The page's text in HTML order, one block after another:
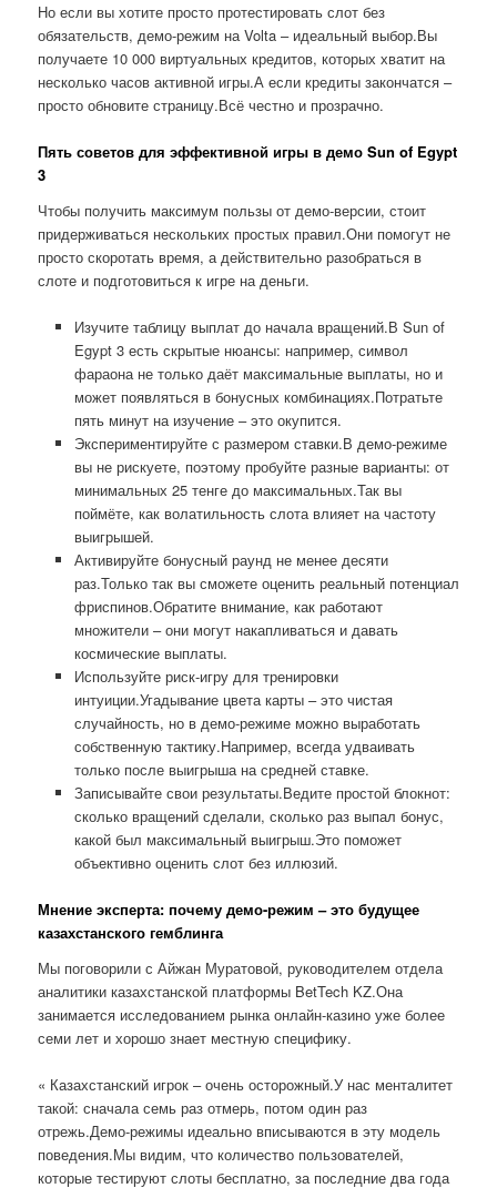
Но если вы хотите просто протестировать слот без
обязательств, демо-режим на Volta – идеальный выбор.Вы
получаете 10 000 виртуальных кредитов, которых хватит на
несколько часов активной игры.А если кредиты закончатся –
просто обновите страницу.Всё честно и прозрачно.
Пять советов для эффективной игры в демо Sun of Egypt
3
Чтобы получить максимум пользы от демо-версии, стоит
придерживаться нескольких простых правил.Они помогут не
просто скоротать время, а действительно разобраться в
слоте и подготовиться к игре на деньги.
Изучите таблицу выплат до начала вращений.В Sun of
Egypt 3 есть скрытые нюансы: например, символ
фараона не только даёт максимальные выплаты, но и
может появляться в бонусных комбинациях.Потратьте
пять минут на изучение – это окупится.
Экспериментируйте с размером ставки.В демо-режиме
вы не рискуете, поэтому пробуйте разные варианты: от
минимальных 25 тенге до максимальных.Так вы
поймёте, как волатильность слота влияет на частоту
выигрышей.
Активируйте бонусный раунд не менее десяти
раз.Только так вы сможете оценить реальный потенциал
фриспинов.Обратите внимание, как работают
множители – они могут накапливаться и давать
космические выплаты.
Используйте риск-игру для тренировки
интуиции.Угадывание цвета карты – это чистая
случайность, но в демо-режиме можно выработать
собственную тактику.Например, всегда удваивать
только после выигрыша на средней ставке.
Записывайте свои результаты.Ведите простой блокнот:
сколько вращений сделали, сколько раз выпал бонус,
какой был максимальный выигрыш.Это поможет
объективно оценить слот без иллюзий.
Мнение эксперта: почему демо-режим – это будущее
казахстанского гемблинга
Мы поговорили с Айжан Муратовой, руководителем отдела
аналитики казахстанской платформы BetTech KZ.Она
занимается исследованием рынка онлайн-казино уже более
семи лет и хорошо знает местную специфику.
« Казахстанский игрок – очень осторожный.У нас менталитет
такой: сначала семь раз отмерь, потом один раз
отрежь.Демо-режимы идеально вписываются в эту модель
поведения.Мы видим, что количество пользователей,
которые тестируют слоты бесплатно, за последние два года